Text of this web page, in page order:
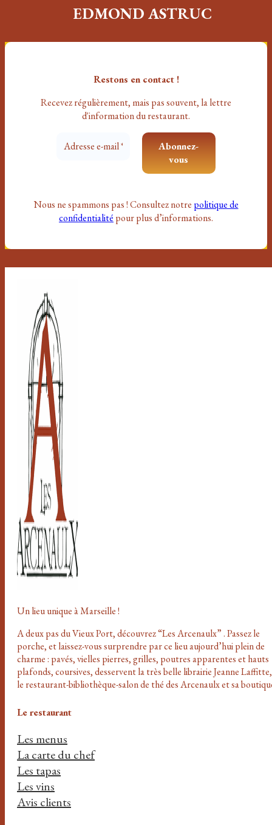
EDMOND ASTRUC
Restons en contact !
Recevez régulièrement, mais pas souvent, la lettre
d'information du restaurant.
Nous ne spammons pas ! Consultez notre politique de
confidentialité pour plus d’informations.
Un lieu unique à Marseille !
A deux pas du Vieux Port, découvrez “Les Arcenaulx” . Passez le
porche, et laissez-vous surprendre par ce lieu aujourd’hui plein de
charme : pavés, vielles pierres, grilles, poutres apparentes et hauts
plafonds, coursives, desservent la très belle librairie Jeanne Laffitte,
le restaurant-bibliothèque-salon de thé des Arcenaulx et sa
Le restaurant
Les menus
La carte du chef
Les tapas
Les vins
Avis clients